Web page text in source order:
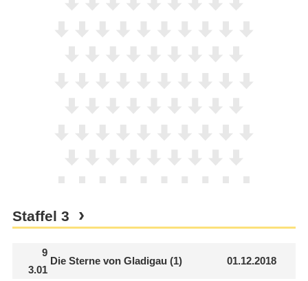
Staffel 3
9
3.01
Die Sterne von Gladigau (1) 01.12.2018